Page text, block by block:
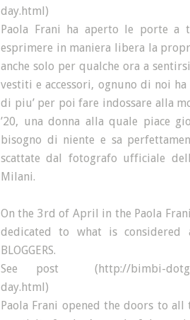
day.html)
Paola Frani ha aperto le porte a
esprimere in maniera libera la
anche solo per qualche ora a
vestiti e accessori, ognuno di noi
di piu’ per poi fare indossare alla
’20, una donna alla quale piace
bisogno di niente e sa
scattate dal fotografo ufficiale
Milani.
On the 3rd of April in the Paola
dedicated to what is considered
BLOGGERS.
See post (http://bimbi-
day.html)
Paola Frani opened the doors to